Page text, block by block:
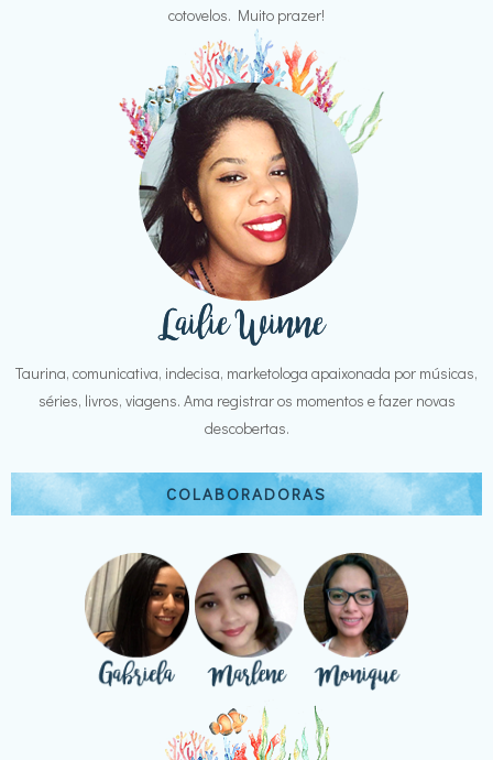
cotovelos. Muito prazer!
Taurina, comunicativa, indecisa, marketologa apaixonada por músicas,
séries, livros, viagens. Ama registrar os momentos e fazer novas
descobertas.
COLABORADORAS